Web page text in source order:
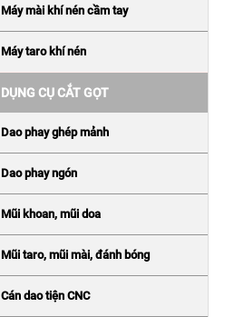
Máy mài khí nén cầm tay
Máy taro khí nén
DỤNG CỤ CẮT GỌT
Dao phay ghép mảnh
Dao phay ngón
Mũi khoan, mũi doa
Mũi taro, mũi mài, đánh bóng
Cán dao tiện CNC